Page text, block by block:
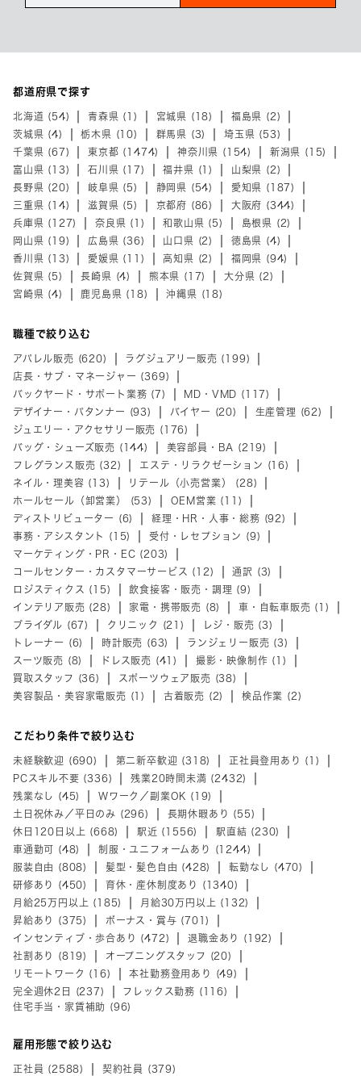
都道府県で探す
北海道 (54) 青森県 (1) 宮城県 (18)
福島県 (2)
茨城県 (4)
栃木県 (10) 群馬県 (3)
埼玉県 (53)
千葉県 (67)
東京都 (1474) 神奈川県 (154)
新潟県 (15)
富山県 (13)
石川県 (17) 福井県 (1)
山梨県 (2)
長野県 (20)
岐阜県 (5) 静岡県 (54)
愛知県 (187)
三重県 (14)
滋賀県 (5) 京都府 (86)
大阪府 (344)
兵庫県 (127)
奈良県 (1) 和歌山県 (5)
島根県 (2)
岡山県 (19)
広島県 (36) 山口県 (2)
徳島県 (4)
香川県 (13)
愛媛県 (11) 高知県 (2)
福岡県 (94)
佐賀県 (5)
長崎県 (4) 熊本県 (17)
大分県 (2)
宮崎県 (4)
鹿児島県 (18) 沖縄県 (18)
職種で絞り込む
アパレル販売 (620)
ラグジュアリー販売 (199)
店長・サブ・マネージャー (369)
バックヤード・サポート業務 (7)
MD・VMD (117)
デザイナー・パタンナー (93)
バイヤー (20)
生産管理 (62)
ジュエリー・アクセサリー販売 (176)
バッグ・シューズ販売 (144)
美容部員・BA (219)
フレグランス販売 (32)
エステ・リラクゼーション (16)
ネイル・理美容 (13)
リテール（小売営業） (28)
ホールセール（卸営業） (53)
OEM営業 (11)
ディストリビューター (6)
経理・HR・人事・総務 (92)
事務・アシスタント (15)
受付・レセプション (9)
マーケティング・PR・EC (203)
コールセンター・カスタマーサービス (12)
通訳 (3)
ロジスティクス (15)
飲食接客・販売・調理 (9)
インテリア販売 (28)
家電・携帯販売 (8)
車・自転車販売 (1)
ブライダル (67)
クリニック (21)
レジ・販売 (3)
トレーナー (6)
時計販売 (63)
ランジェリー販売 (3)
スーツ販売 (8)
ドレス販売 (41)
撮影・映像制作 (1)
買取スタッフ (36)
スポーツウェア販売 (38)
美容製品・美容家電販売 (1)
古着販売 (2) 検品作業 (2)
こだわり条件で絞り込む
未経験歓迎 (690) 第二新卒歓迎 (318)
正社員登用あり (1)
PCスキル不要 (336)
残業20時間未満 (2432)
残業なし (45)
Wワーク／副業OK (19)
土日祝休み／平日のみ (296)
長期休暇あり (55)
休日120日以上 (668)
駅近 (1556)
駅直結 (230)
車通勤可 (48)
制服・ユニフォームあり (1244)
服装自由 (808)
髪型・髪色自由 (428)
転勤なし (470)
研修あり (450)
育休・産休制度あり (1340)
月給25万円以上 (185)
月給30万円以上 (132)
昇給あり (375)
ボーナス・賞与 (701)
インセンティブ・歩合あり (472)
退職金あり (192)
社割あり (819)
オープニングスタッフ (20)
リモートワーク (16)
本社勤務登用あり (49)
完全週休2日 (237)
フレックス勤務 (116)
住宅手当・家賃補助 (96)
雇用形態で絞り込む
正社員 (2588) 契約社員 (379)